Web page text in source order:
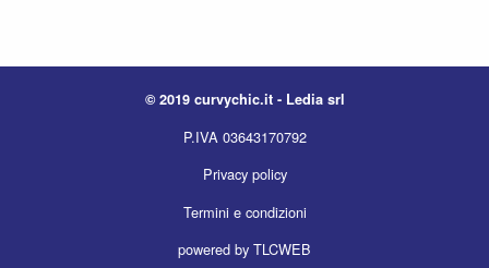
© 2019 curvychic.it - Ledia srl
P.IVA 03643170792
Privacy policy
Termini e condizioni
powered by TLCWEB